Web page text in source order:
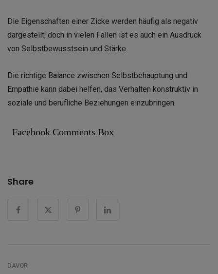
Die Eigenschaften einer Zicke werden häufig als negativ
dargestellt, doch in vielen Fällen ist es auch ein Ausdruck
von Selbstbewusstsein und Stärke.
Die richtige Balance zwischen Selbstbehauptung und
Empathie kann dabei helfen, das Verhalten konstruktiv in
soziale und berufliche Beziehungen einzubringen.
Facebook Comments Box
Share
DAVOR